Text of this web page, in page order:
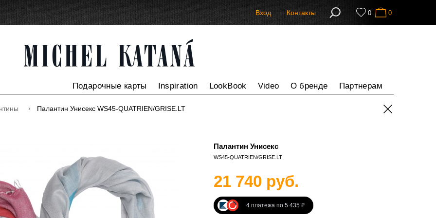
Вход Контакты 0 0
Подарочные карты Inspiration LookBook Video О бренде Партнерам
Палантин Унисекс WS45-QUATRIEN/GRISE.LT
Палантин Унисекс
WS45-QUATRIEN/GRISE.LT
21 740 руб.
4 платежа по 5 435 ₽